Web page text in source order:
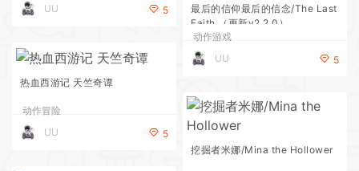
UU
5
最后的信仰最后的信念/The Last
Faith （更新v2.2.0）
动作游戏
UU
5
热血西游记 天竺奇谭
动作冒险
UU
5
挖掘者米娜/Mina the Hollower